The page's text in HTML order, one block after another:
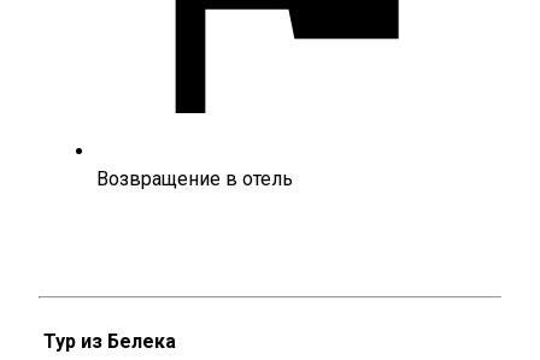
Возвращение в отель
Тур из Белека